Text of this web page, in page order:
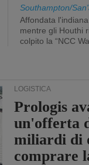
Southampton/
Affondata l'indiana
mentre gli Houthi
colpito la “NCC
LOGISTICA
Prologis
un'offerta
miliardi di
comprare